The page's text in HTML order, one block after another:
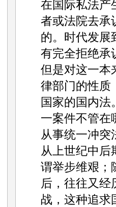
在国际私法产
者或法院去承
的。时代发展
有完全拒绝承
但是对这一本
律部门的性质
国家的国内法
一案件不管在
从事统一冲突
从上世纪中后
谓举步维艰；
后，往往又经
战，这种追求